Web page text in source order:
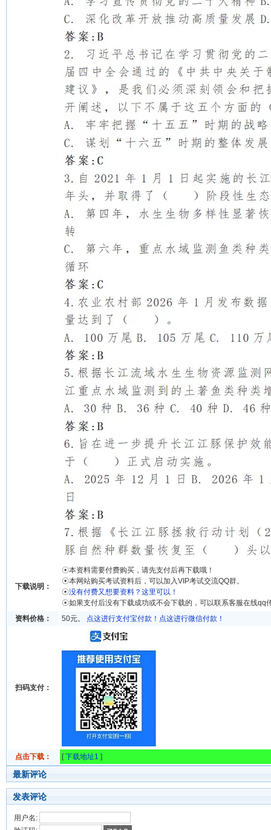
下载说明：
☉本资料需要付费购买，请先支付后再下载哦！
☉本网站购买考试资料后，可以加入VIP考试交流QQ群。
☉没有付费又想要资料？这里可以！
☉如果支付后没有下载成功或不会下载的，可以联系客服在线qq
资料价格：
50元。 点这进行支付宝付款！ 点这进行微信付款！
扫码支付：
点击下载： [下载地址1 ]
最新评论
发表评论
用户名: